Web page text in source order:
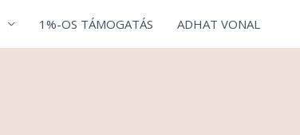
1%-OS TÁMOGATÁS ADHAT VONAL